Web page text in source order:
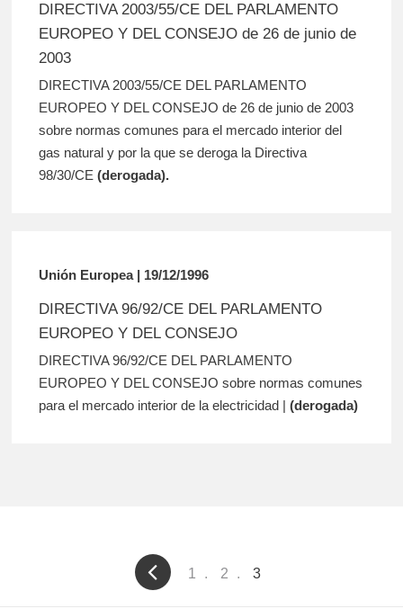
DIRECTIVA 2003/55/CE DEL PARLAMENTO
EUROPEO Y DEL CONSEJO de 26 de junio de
2003
DIRECTIVA 2003/55/CE DEL PARLAMENTO
EUROPEO Y DEL CONSEJO de 26 de junio de 2003
sobre normas comunes para el mercado interior del
gas natural y por la que se deroga la Directiva
98/30/CE(derogada).
Unión Europea | 19/12/1996
DIRECTIVA 96/92/CE DEL PARLAMENTO
EUROPEO Y DEL CONSEJO
DIRECTIVA 96/92/CE DEL PARLAMENTO
EUROPEO Y DEL CONSEJO sobre normas comunes
para el mercado interior de la electricidad |(derogada)
Page
1 Page
2
Current
3